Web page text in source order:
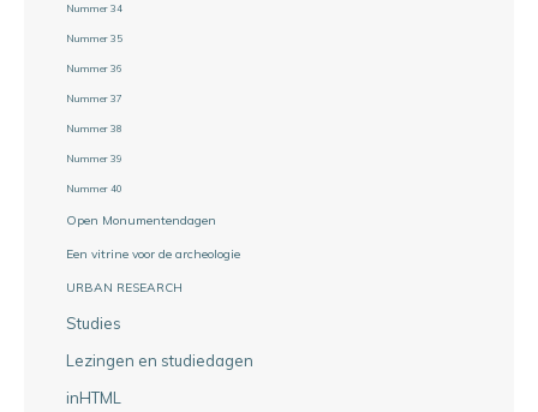
Nummer 34
Nummer 35
Nummer 36
Nummer 37
Nummer 38
Nummer 39
Nummer 40
Open Monumentendagen
Een vitrine voor de archeologie
URBAN RESEARCH
Studies
Lezingen en studiedagen
inHTML